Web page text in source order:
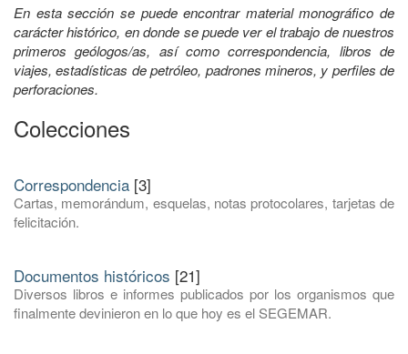
En esta sección se puede encontrar material monográfico de
carácter histórico, en donde se puede ver el trabajo de nuestros
primeros geólogos/as, así como correspondencia, libros de
viajes, estadísticas de petróleo, padrones mineros, y perfiles de
perforaciones.
Colecciones
Correspondencia [3]
Cartas, memorándum, esquelas, notas protocolares, tarjetas de
felicitación.
Documentos históricos [21]
Diversos libros e informes publicados por los organismos que
finalmente devinieron en lo que hoy es el SEGEMAR.